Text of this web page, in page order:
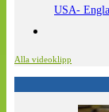
USA-
Alla videoklipp